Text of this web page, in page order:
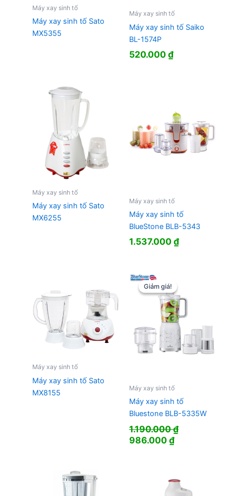
Máy xay sinh tố
Máy xay sinh tố Sato
MX5355
Máy xay sinh tố
Máy xay sinh tố Saiko
BL-1574P
520.000₫
Máy xay sinh tố
Máy xay sinh tố Sato
MX6255
Máy xay sinh tố
Máy xay sinh tố
BlueStone BLB-5343
1.537.000₫
Máy xay sinh tố
Máy xay sinh tố Sato
MX8155
Giảm giá!
Giảm giá!
Máy xay sinh tố
Máy xay sinh tố
Bluestone BLB-5335W
1.190.000₫
Giá
986.000₫Giá
986.000 ₫.